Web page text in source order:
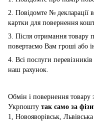
2. Повідомте № декларації
картки для повернення
3. Після отримання товару
повертаємо Вам гроші або
4. Всі послуги
наш рахунок.
Обмін і повернення товару
Укрпошту так само за
1, Новояворівськ,